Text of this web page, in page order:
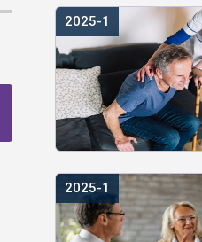
2025-1
2025-1